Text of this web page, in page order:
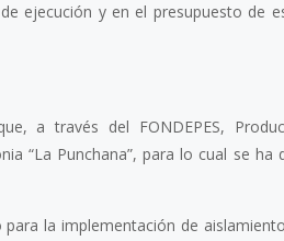
ejecución y en el presupuesto de
a través del FONDEPES,
“La Punchana”, para lo cual se
la implementación de